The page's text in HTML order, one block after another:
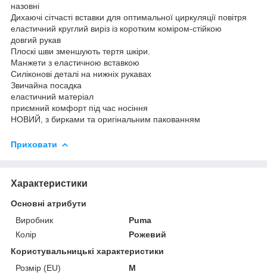
назовні
Дихаючі сітчасті вставки для оптимальної циркуляції повітря
еластичний круглий виріз із коротким коміром-стійкою
довгий рукав
Плоскі шви зменшують тертя шкіри.
Манжети з еластичною вставкою
Силіконові деталі на нижніх рукавах
Звичайна посадка
еластичний матеріал
приємний комфорт під час носіння
НОВИЙ, з бирками та оригінальним пакованням
Приховати
Характеристики
Основні атрибути
Виробник
Puma
Колір
Рожевий
Користувальницькі характеристики
Розмір (EU)
M